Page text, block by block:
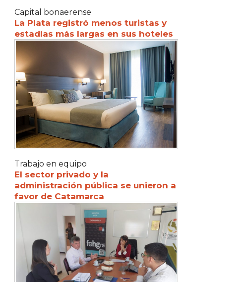
Capital bonaerense
La Plata registró menos turistas y
estadías más largas en sus hoteles
Trabajo en equipo
El sector privado y la
administración pública se unieron a
favor de Catamarca